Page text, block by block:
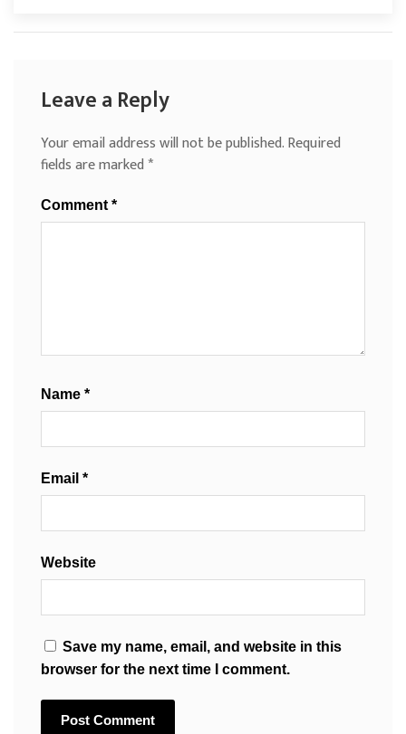
Leave a Reply
Your email address will not be published.Required
fields are marked*
Comment *
Name *
Email *
Website
Save my name, email, and website in this
browser for the next time I comment.